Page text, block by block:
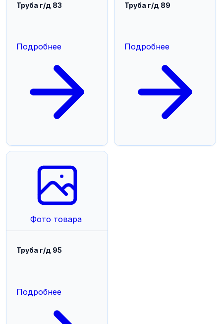
Труба г/д 83
Подробнее
Труба г/д 89
Подробнее
Фото товара
Труба г/д 95
Подробнее